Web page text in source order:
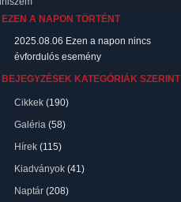
EZEN A NAPON TÖRTÉNT
2025.08.06 Ezen a napon nincs
évfordulós esemény
BEJEGYZÉSEK KATEGÓRIÁK SZERINT
Cikkek (190)
Galéria (58)
Hírek (115)
Kiadványok (41)
Naptár (208)